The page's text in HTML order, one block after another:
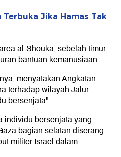
Terbuka Jika Hamas Tak
al-Shouka, sebelah timur
bantuan kemanusiaan.
menyatakan Angkatan
terhadap wilayah Jalur
bersenjata".
individu bersenjata yang
bagian selatan diserang
militer Israel dalam